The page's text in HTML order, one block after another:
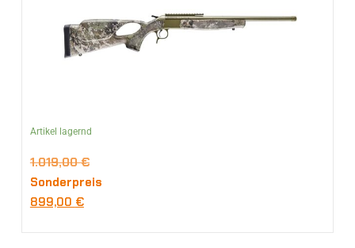
Artikel lagernd
1.019,00€
Sonderpreis
899,00 €